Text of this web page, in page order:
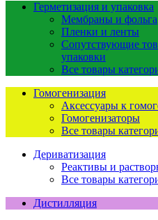
Герметизация и упаковка
Мембраны и фольга
Пленки и ленты
Сопутствующие
упаковки
Все товары
Гомогенизация
Аксессуары к
Гомогенизаторы
Все товары
Дериватизация
Реактивы и
Все товары
Дистилляция